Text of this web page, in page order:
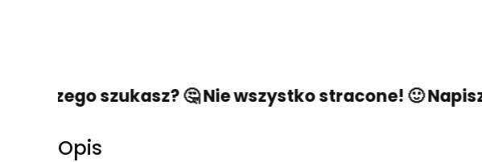
czego szukasz? 🤔 Nie wszystko stracone! 🙂
Opis